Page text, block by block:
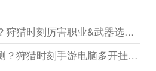
狩猎时刻哪个职业好？狩猎时刻厉害职业&武器选择分析说明
狩猎时刻什么时候公测？狩猎时刻手游电脑多开挂机教程